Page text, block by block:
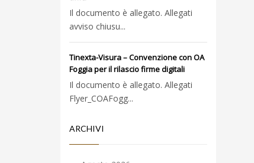
Il documento è allegato. Allegati
avviso chiusu...
Tinexta-Visura – Convenzione con OA
Foggia per il rilascio firme digitali
Il documento è allegato. Allegati
Flyer_COAFogg...
ARCHIVI